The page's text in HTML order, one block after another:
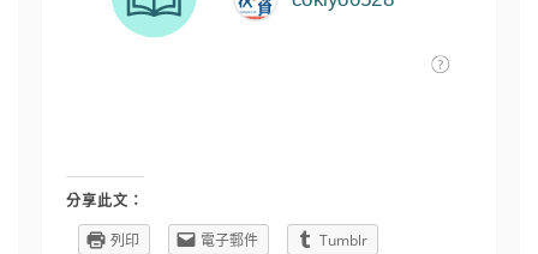
分享此文：
列印
電子郵件
Tumblr